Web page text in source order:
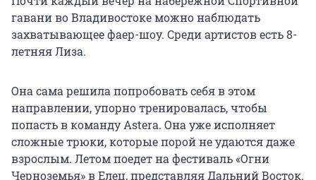
гавани во Владивостоке можно наблюдать
захватывающее фаер-шоу. Среди артистов есть 8-
летняя Лиза.
Она сама решила попробовать себя в этом
направлении, упорно тренировалась, чтобы
попасть в команду Astera. Она уже исполняет
сложные трюки, которые порой не удаются даже
взрослым. Летом поедет на фестиваль «Огни
Черноземья» в Елец, представляя Дальний Восток.